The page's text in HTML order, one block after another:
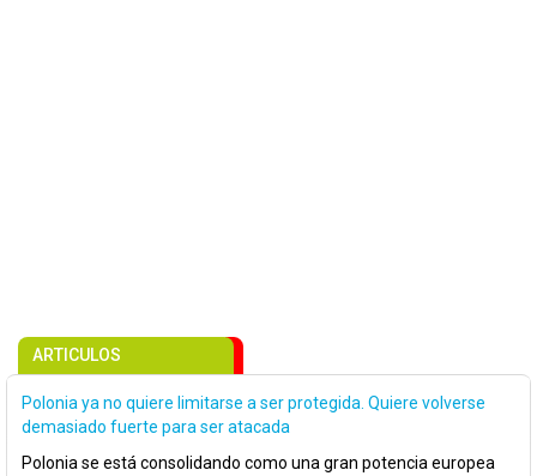
ARTICULOS
Polonia ya no quiere limitarse a ser protegida. Quiere volverse
demasiado fuerte para ser atacada
Polonia se está consolidando como una gran potencia europea